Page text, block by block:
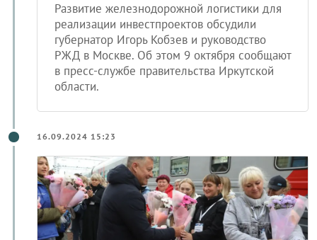
Развитие железнодорожной логистики для
реализации инвестпроектов обсудили
губернатор Игорь Кобзев и руководство
РЖД в Москве. Об этом 9 октября сообщают
в пресс-службе правительства Иркутской
области.
16.09.2024 15:23